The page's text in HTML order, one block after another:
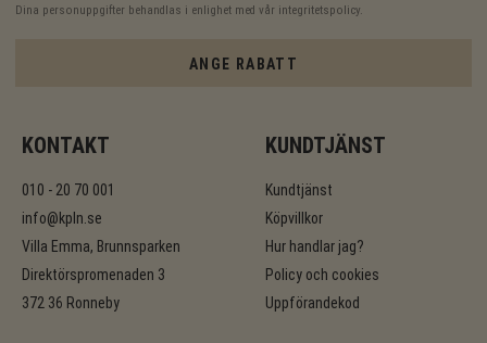
Dina personuppgifter behandlas i enlighet med vår integritetspolicy.
ANGE RABATT
KONTAKT
010 - 20 70 001
info@kpln.se
Villa Emma, Brunnsparken
Direktörspromenaden 3
372 36 Ronneby
KUNDTJÄNST
Kundtjänst
Köpvillkor
Hur handlar jag?
Policy och cookies
Uppförandekod